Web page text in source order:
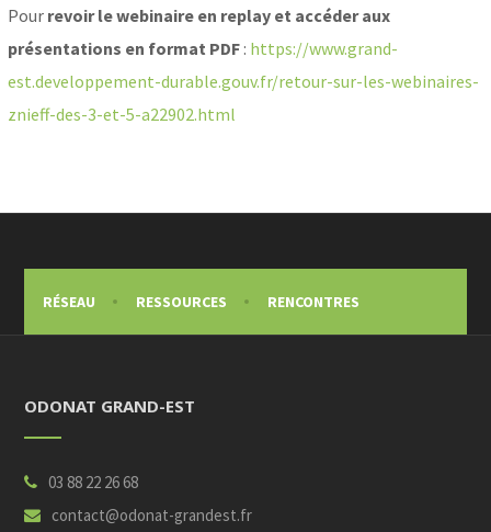
Pour revoir le webinaire en replay et accéder aux
présentations en format PDF : https://www.grand-
est.developpement-durable.gouv.fr/retour-sur-les-webinaires-
znieff-des-3-et-5-a22902.html
RÉSEAU RESSOURCES RENCONTRES
ODONAT GRAND-EST
03 88 22 26 68
contact@odonat-grandest.fr